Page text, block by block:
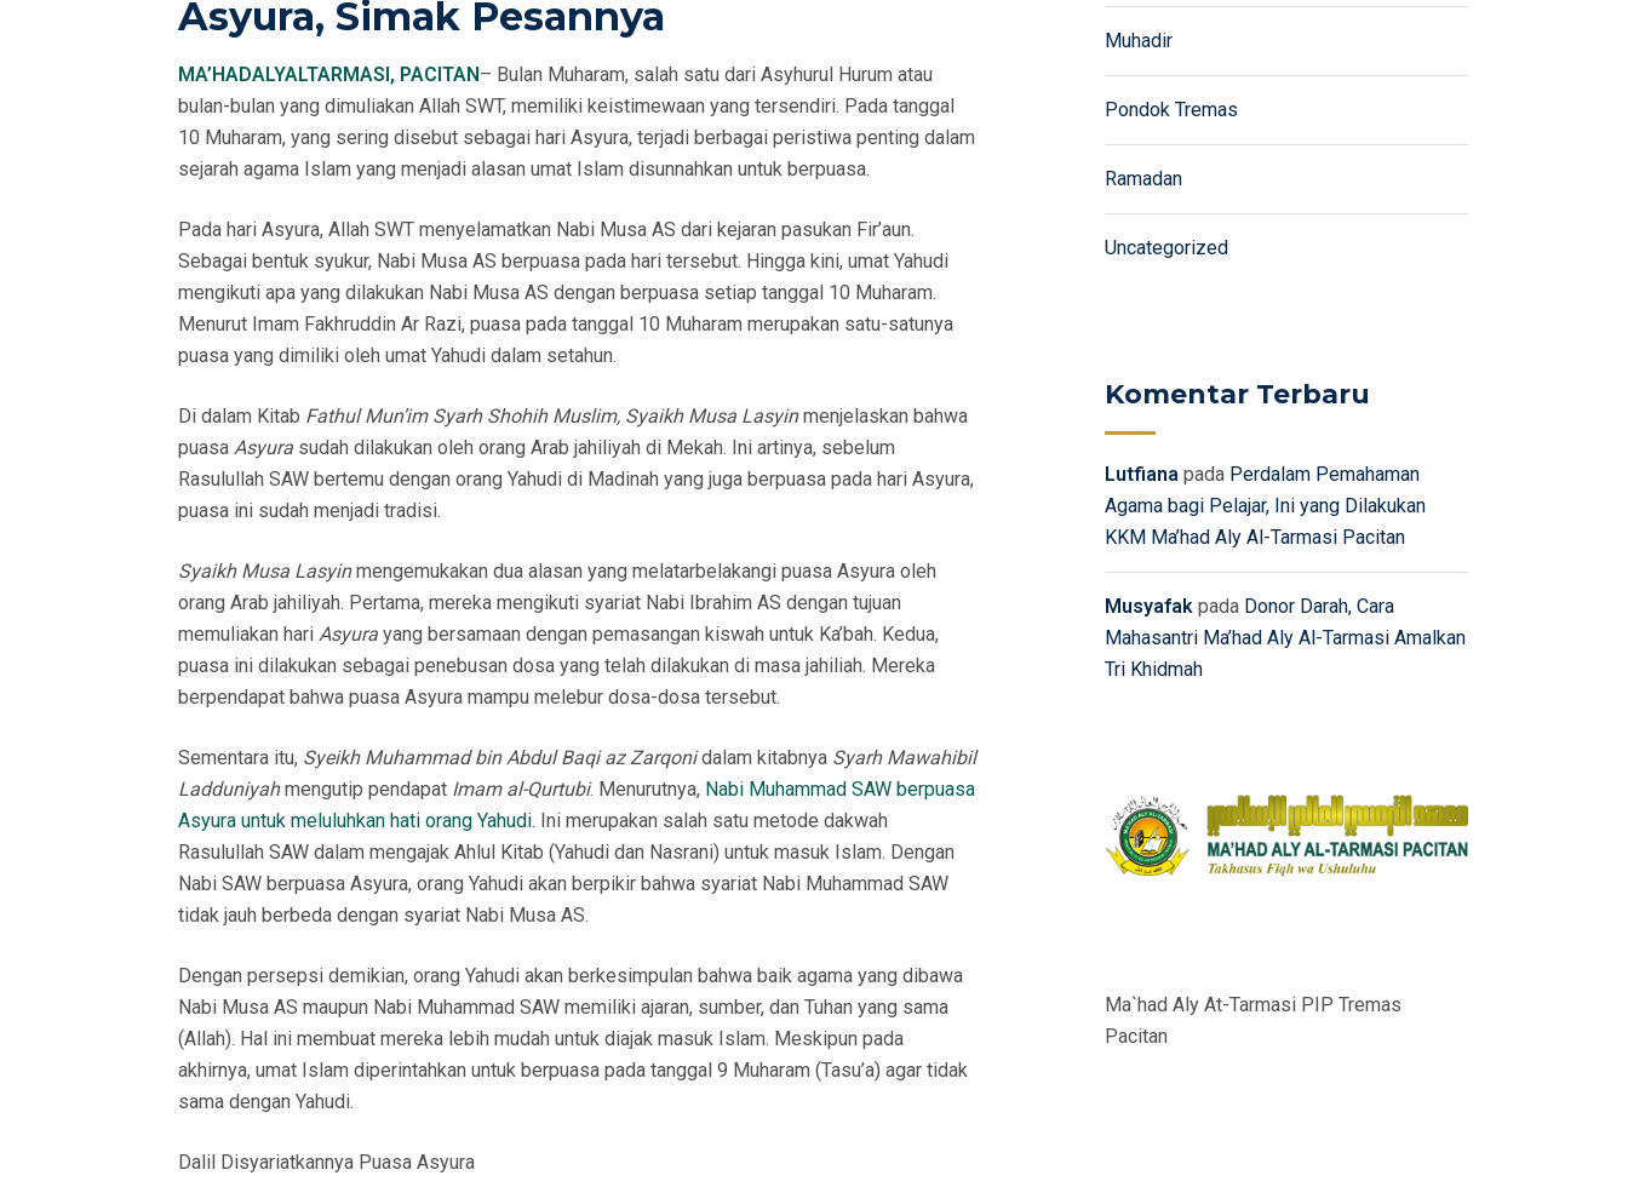
E
D
O
N
Asyura, Simak Pesannya
MA’HADALYALTARMASI, PACITAN– Bulan Muharam, salah satu dari Asyhurul Hurum atau
bulan-bulan yang dimuliakan Allah SWT, memiliki keistimewaan yang tersendiri. Pada tanggal
10 Muharam, yang sering disebut sebagai hari Asyura, terjadi berbagai peristiwa penting dalam
sejarah agama Islam yang menjadi alasan umat Islam disunnahkan untuk berpuasa.
Pada hari Asyura, Allah SWT menyelamatkan Nabi Musa AS dari kejaran pasukan Fir’aun.
Sebagai bentuk syukur, Nabi Musa AS berpuasa pada hari tersebut. Hingga kini, umat Yahudi
mengikuti apa yang dilakukan Nabi Musa AS dengan berpuasa setiap tanggal 10 Muharam.
Menurut Imam Fakhruddin Ar Razi, puasa pada tanggal 10 Muharam merupakan satu-satunya
puasa yang dimiliki oleh umat Yahudi dalam setahun.
Di dalam Kitab Fathul Mun’im Syarh Shohih Muslim, Syaikh Musa Lasyinmenjelaskan bahwa
puasa Asyura sudah dilakukan oleh orang Arab jahiliyah di Mekah. Ini artinya, sebelum
Rasulullah SAW bertemu dengan orang Yahudi di Madinah yang juga berpuasa pada hari Asyura,
puasa ini sudah menjadi tradisi.
Syaikh Musa Lasyinmengemukakan dua alasan yang melatarbelakangi puasa Asyura oleh
orang Arab jahiliyah. Pertama, mereka mengikuti syariat Nabi Ibrahim AS dengan tujuan
memuliakan hari Asyura yang bersamaan dengan pemasangan kiswah untuk Ka’bah. Kedua,
puasa ini dilakukan sebagai penebusan dosa yang telah dilakukan di masa jahiliah. Mereka
berpendapat bahwa puasa Asyura mampu melebur dosa-dosa tersebut.
Sementara itu, Syeikh Muhammad bin Abdul Baqi az Zarqonidalam kitabnya Syarh Mawahibil
Ladduniyahmengutip pendapat Imam al-Qurtubi. Menurutnya, Nabi Muhammad SAW berpuasa
Asyura untuk meluluhkan hati orang Yahudi. Ini merupakan salah satu metode dakwah
Rasulullah SAW dalam mengajak Ahlul Kitab (Yahudi dan Nasrani) untuk masuk Islam. Dengan
Nabi SAW berpuasa Asyura, orang Yahudi akan berpikir bahwa syariat Nabi Muhammad SAW
tidak jauh berbeda dengan syariat Nabi Musa AS.
Dengan persepsi demikian, orang Yahudi akan berkesimpulan bahwa baik agama yang dibawa
Nabi Musa AS maupun Nabi Muhammad SAW memiliki ajaran, sumber, dan Tuhan yang sama
(Allah). Hal ini membuat mereka lebih mudah untuk diajak masuk Islam. Meskipun pada
akhirnya, umat Islam diperintahkan untuk berpuasa pada tanggal 9 Muharam (Tasu’a) agar tidak
sama dengan Yahudi.
Dalil Disyariatkannya Puasa Asyura
Muhadir
Pondok Tremas
Ramadan
Uncategorized
Komentar Terbaru
Lutfiana pada Perdalam Pemahaman
Agama bagi Pelajar, Ini yang Dilakukan
KKM Ma’had Aly Al-Tarmasi Pacitan
Musyafak pada Donor Darah, Cara
Mahasantri Ma’had Aly Al-Tarmasi Amalkan
Tri Khidmah
Ma`had Aly At-Tarmasi PIP Tremas
Pacitan